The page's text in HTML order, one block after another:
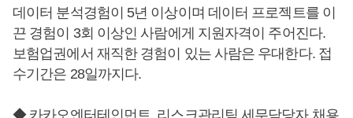
데이터 분석경험이 5년 이상이며 데이터 프로젝트를 이
끈 경험이 3회 이상인 사람에게 지원자격이 주어진다.
보험업권에서 재직한 경험이 있는 사람은 우대한다. 접
수기간은 28일까지다.